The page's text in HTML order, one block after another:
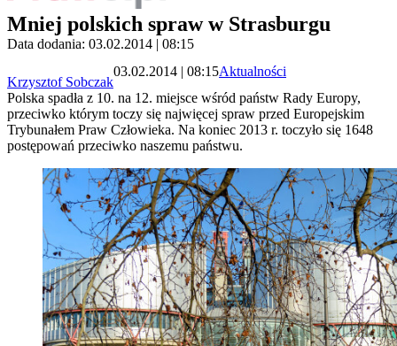
Mniej polskich spraw w Strasburgu
Data dodania: 03.02.2014 | 08:15
Krzysztof Sobczak
03.02.2014 | 08:15Aktualności
Polska spadła z 10. na 12. miejsce wśród państw Rady Europy,
przeciwko którym toczy się najwięcej spraw przed Europejskim
Trybunałem Praw Człowieka. Na koniec 2013 r. toczyło się 1648
postępowań przeciwko naszemu państwu.